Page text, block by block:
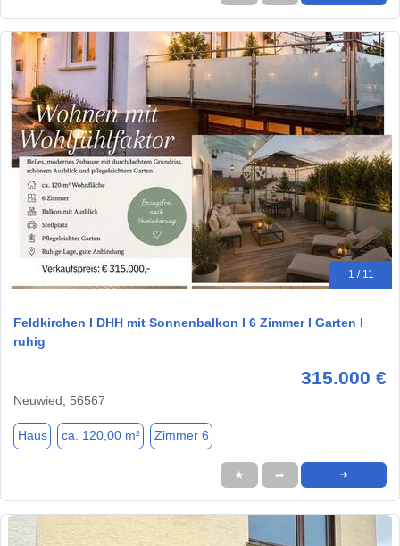
1 / 11
Feldkirchen I DHH mit Sonnenbalkon I 6 Zimmer I Garten I
ruhig
315.000 €
Neuwied, 56567
Haus ca. 120,00 m² Zimmer 6
★ ➦ ➜